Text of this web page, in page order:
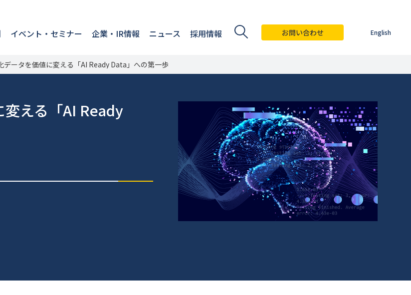
イベント・セミナー 企業・IR情報 ニュース 採用情報 お問い合わせ English
データを価値に変える「AI Ready Data」への第一歩
変える「AI Ready